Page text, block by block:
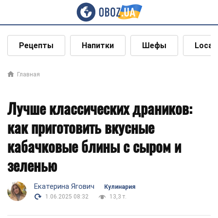
Рецепты Напитки Шефы Local
Главная
Лучше классических драников:
как приготовить вкусные
кабачковые блины с сыром и
зеленью
Екатерина Ягович
Кулинария
1.06.2025 08:32
13,3 т.